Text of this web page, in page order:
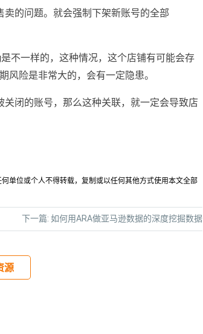
的问题。就会强制下架新账号的全部
不一样的，这种情况，这个店铺有可能会存
风险是非常大的，会有一定隐患。
闭的账号，那么这种关联，就一定会导致店
单位或个人不得转载，复制或以任何其他方式使用本文全部
下一篇: 如何用ARA做亚马逊数据的深度挖掘数据
源